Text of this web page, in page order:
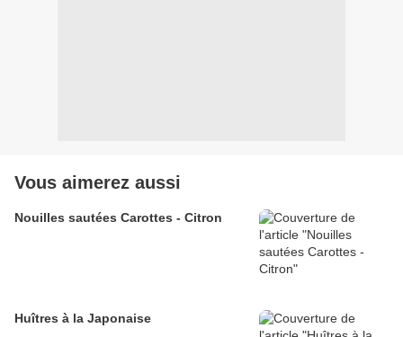
Vous aimerez aussi
Nouilles sautées Carottes - Citron
Huîtres à la Japonaise